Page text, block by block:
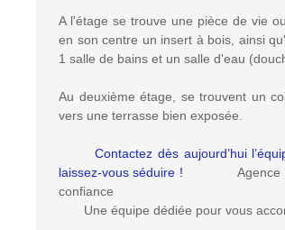
A l'étage se trouve une pièce de vie
en son centre un insert à bois, ainsi
1 salle de bains et un salle d'eau
Au deuxième étage, se trouvent un
vers une terrasse bien exposée.
Contactez dès aujourd’hui
laissez-vous séduire ! Agence
confiance
Une équipe dédiée pour vous